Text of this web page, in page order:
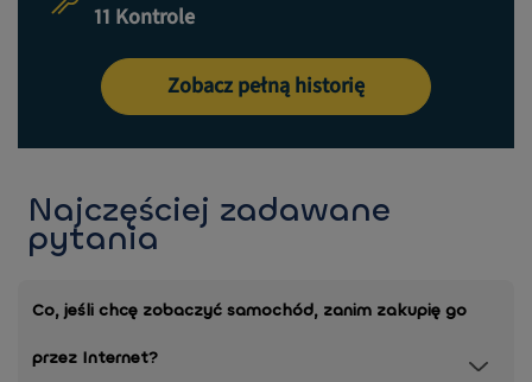
11 Kontrole
Zobacz pełną historię
Najczęściej zadawane
pytania
Co, jeśli chcę zobaczyć samochód, zanim zakupię go
przez Internet?